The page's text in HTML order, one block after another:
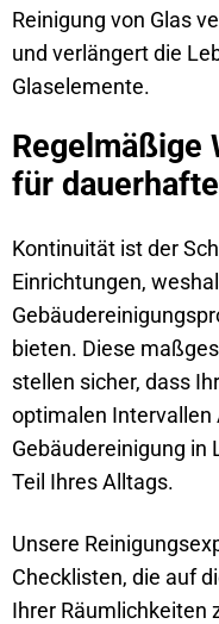
Reinigung von Glas
und verlängert die
Glaselemente.
Regelmäßige
für
Kontinuität ist der
Einrichtungen,
bieten. Diese
stellen sicher, dass
optimalen
Gebäudereinigung in
Teil Ihres Alltags.
Unsere
Checklisten, die auf
Ihrer Räumlichkeiten